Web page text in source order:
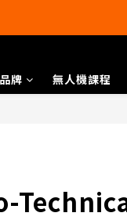
品牌 無人機課程